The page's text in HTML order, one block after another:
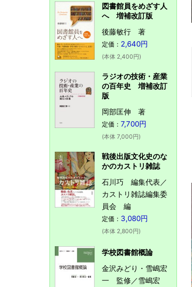
図書館員をめざす人
へ 増補改訂版
後藤敏行 著
定価： 2,640円
(本体 2,400円)
ラジオの技術・産業
の百年史 増補改訂
版
岡部匡伸 著
定価： 7,700円
(本体 7,000円)
戦後出版文化史のな
かのカストリ雑誌
石川巧 編集代表／
カストリ雑誌編集委
員会 編
定価： 3,080円
(本体 2,800円)
学校図書館概論
金沢みどり・雪嶋宏
一 監修／雪嶋宏